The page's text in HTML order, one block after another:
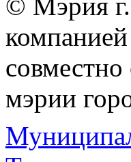
компанией
мэрии